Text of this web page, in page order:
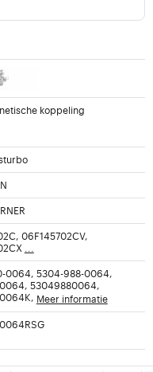
koppeling
06F145702CV,
...
0064, 5304-988-0064,
53049880064,
Meer informatie